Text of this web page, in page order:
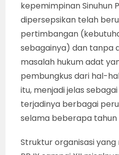
kepemimpinan Sinuhun
dipersepsikan telah
pertimbangan
sebagainya) dan tanpa
masalah hukum adat
pembungkus dari hal-
itu, menjadi jelas
terjadinya berbagai
selama beberapa tahun
Struktur organisasi yang